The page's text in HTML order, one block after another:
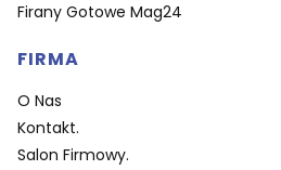
Firany Gotowe Mag24
FIRMA
O Nas
Kontakt.
Salon Firmowy.